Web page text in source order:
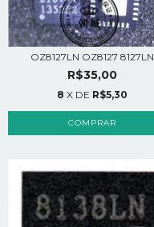
OZ8127LN OZ8127 8127LN
R$35,00
8 X DE R$5,30